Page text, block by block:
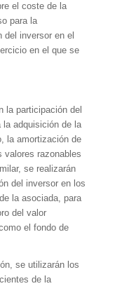
el coste de la
para la
del inversor en el
en el que se
la participación del
la adquisición de la
la amortización de
valores razonables
se realizarán
del inversor en los
la asociada, para
del valor
el fondo de
se utilizarán los
de la